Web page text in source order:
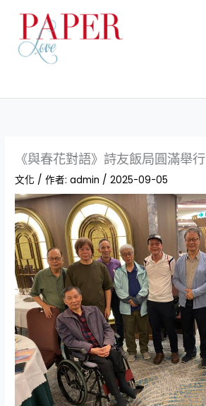
容
《與春花對語》詩友飯局圓滿舉行
文化 / 作者:admin /2025-09-05